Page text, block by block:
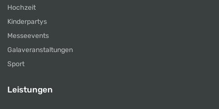
Hochzeit
Kinderpartys
Messeevents
Galaveranstaltungen
Sport
Leistungen